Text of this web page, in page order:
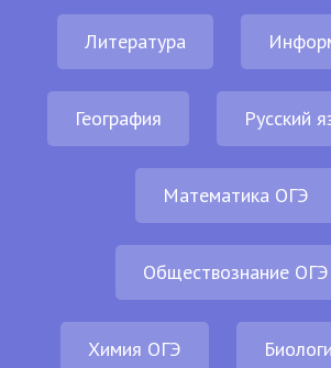
Литература
География Русский
Математика ОГЭ
Обществознание ОГЭ
Химия ОГЭ